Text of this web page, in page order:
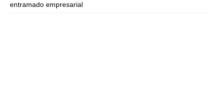
entramado empresarial